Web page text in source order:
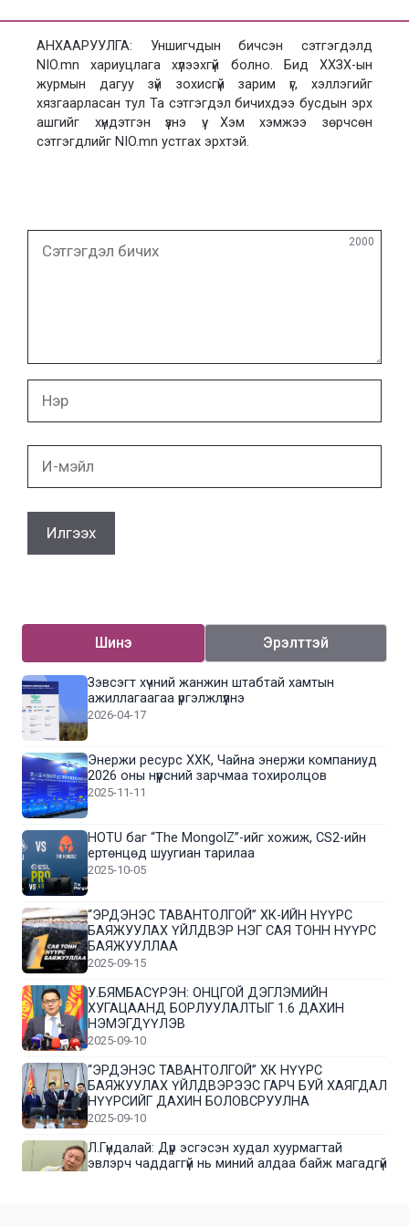
АНХААРУУЛГА: Уншигчдын бичсэн сэтгэгдэлд
NIO.mn хариуцлага хүлээхгүй болно. Бид ХХЗХ-ын
журмын дагуу зүй зохисгүй зарим үг, хэллэгийг
хязгаарласан тул Та сэтгэгдэл бичихдээ бусдын эрх
ашгийг хүндэтгэн үзнэ үү. Хэм хэмжээ зөрчсөн
сэтгэгдлийг NIO.mn устгах эрхтэй.
бичих
2000
Шинэ Эрэлттэй
Зэвсэгт хүчний жанжин штабтай хамтын
ажиллагаагаа үргэлжлүүлнэ
2026-04-17
Энержи ресурс ХХК, Чайна энержи компаниуд
2026 оны нүүрсний зарчмаа тохиролцов
2025-11-11
HOTU баг “The MongolZ”-ийг хожиж, CS2-ийн
ертөнцөд шуугиан тарилаа
2025-10-05
“ЭРДЭНЭС ТАВАНТОЛГОЙ” ХК-ИЙН НҮҮРС
БАЯЖУУЛАХ ҮЙЛДВЭР НЭГ САЯ ТОНН НҮҮРС
БАЯЖУУЛЛАА
2025-09-15
У.БЯМБАСҮРЭН: ОНЦГОЙ ДЭГЛЭМИЙН
ХУГАЦААНД БОРЛУУЛАЛТЫГ 1.6 ДАХИН
НЭМЭГДҮҮЛЭВ
2025-09-10
“ЭРДЭНЭС ТАВАНТОЛГОЙ” ХК НҮҮРС
БАЯЖУУЛАХ ҮЙЛДВЭРЭЭС ГАРЧ БУЙ ХАЯГДАЛ
НҮҮРСИЙГ ДАХИН БОЛОВСРУУЛНА
2025-09-10
Л.Гүндалай: Дүр эсгэсэн худал хуурмагтай
эвлэрч чаддаггүй нь миний алдаа байж магадгүй